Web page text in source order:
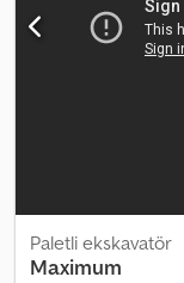
Bilgiler = Seri
koşulları: EXW
Paletli ekskavatör
Maximum